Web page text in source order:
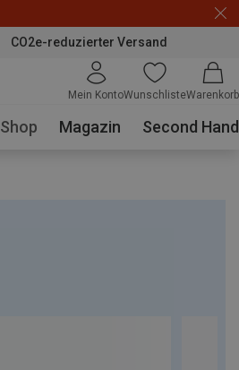
CO2e-reduzierter Versand
Mein KontoWunschlisteWarenkorb
Shop Magazin Second Hand